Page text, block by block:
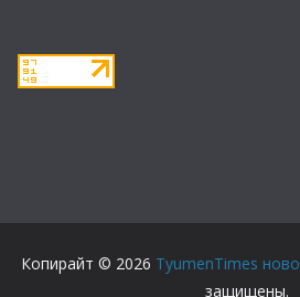
Копирайт © 2026 TyumenTimes
защищены.